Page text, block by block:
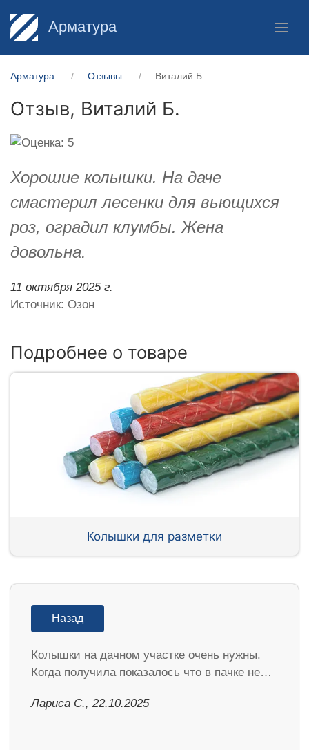
Арматура
Арматура Отзывы Виталий Б.
Отзыв, Виталий Б.
Хорошие колышки. На даче
смастерил лесенки для вьющихся
роз, оградил клумбы. Жена
довольна.
11 октября 2025 г.
Источник: Озон
Подробнее о товаре
Колышки для разметки
Назад
Колышки на дачном участке очень нужны.
Когда получила показалось что в пачке не…
Лариса С., 22.10.2025